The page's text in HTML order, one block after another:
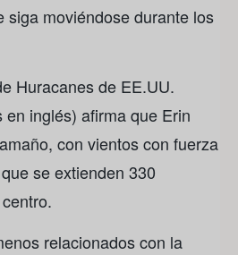
siga moviéndose durante los
Huracanes de EE.UU.
inglés) afirma que Erin
con vientos con fuerza
se extienden 330
relacionados con la